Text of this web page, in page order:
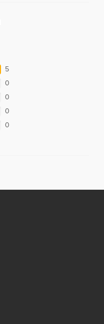
5
0
0
0
0